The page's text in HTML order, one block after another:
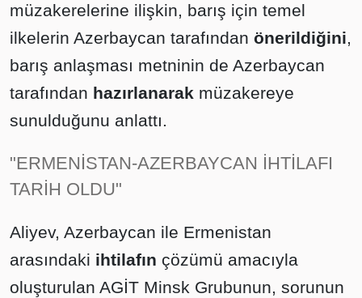
müzakerelerine ilişkin, barış için temel
ilkelerin Azerbaycan tarafından önerildiğini,
barış anlaşması metninin de Azerbaycan
tarafından hazırlanarak müzakereye
sunulduğunu anlattı.
"ERMENİSTAN-AZERBAYCAN İHTİLAFI
TARİH OLDU"
Aliyev, Azerbaycan ile Ermenistan
arasındaki ihtilafın çözümü amacıyla
oluşturulan AGİT Minsk Grubunun, sorunun